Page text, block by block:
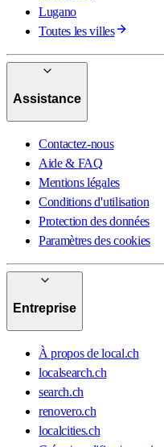
Lugano
Toutes les villes
Assistance
Contactez-nous
Aide & FAQ
Mentions légales
Conditions d'utilisation
Protection des données
Paramètres des cookies
Entreprise
À propos de local.ch
localsearch.ch
search.ch
renovero.ch
localcities.ch